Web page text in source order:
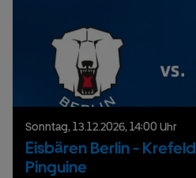
Sonntag,13.12.2026,14:00 Uhr
Eisbären Berlin - Krefeld
Pinguine